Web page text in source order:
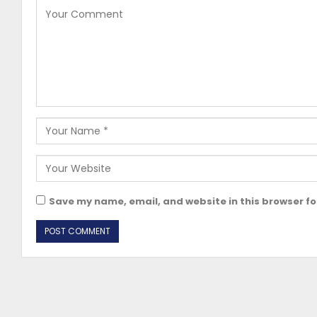
Save my name, email, and website in this browser